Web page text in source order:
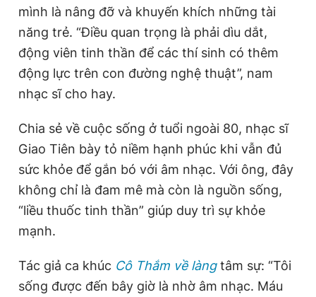
Phó tổng biên tập thường trực: Hải Thành
Phó tổng biên tập: Lâm Hiếu Dũng
Phó tổng biên tập: Trần Việt Hưng
Tổng thư ký tòa soạn: Đức Trung
Giấy phép xuất bản số 110/GP - BTTTT cấp ngày 24.3.2020
© 2003-2026 Bản quyền thuộc về Báo Thanh Niên. Cấm sao
chép dưới mọi hình thức nếu không có sự chấp thuận bằng văn
mình là nâng đỡ và khuyến khích những tài
năng trẻ. “Điều quan trọng là phải dìu dắt,
động viên tinh thần để các thí sinh có thêm
động lực trên con đường nghệ thuật”, nam
nhạc sĩ cho hay.
Chia sẻ về cuộc sống ở tuổi ngoài 80, nhạc sĩ
Giao Tiên bày tỏ niềm hạnh phúc khi vẫn đủ
sức khỏe để gắn bó với âm nhạc. Với ông, đây
không chỉ là đam mê mà còn là nguồn sống,
“liều thuốc tinh thần” giúp duy trì sự khỏe
mạnh.
Tác giả ca khúc Cô Thắm về làngtâm sự: “Tôi
sống được đến bây giờ là nhờ âm nhạc. Máu